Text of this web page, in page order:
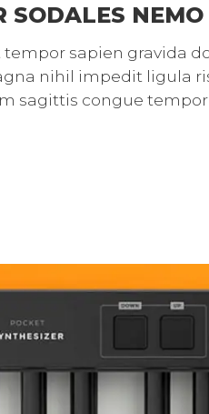
SODALES
sapien gravida
nihil impedit ligula
sagittis congue